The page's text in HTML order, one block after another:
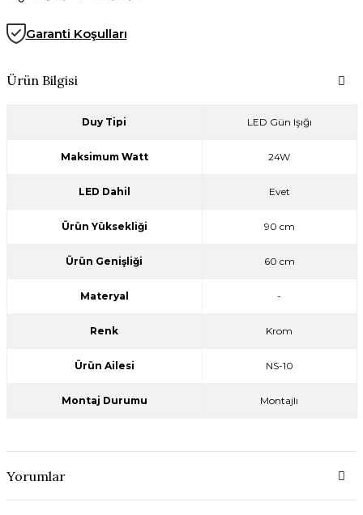
Garanti Koşulları
Ürün Bilgisi
Duy Tipi LED Gün Işığı
Maksimum Watt 24W
LED Dahil Evet
Ürün Yüksekliği 90 cm
Ürün Genişliği 60 cm
Materyal -
Renk Krom
Ürün Ailesi NS-10
Montaj Durumu Montajlı
Yorumlar